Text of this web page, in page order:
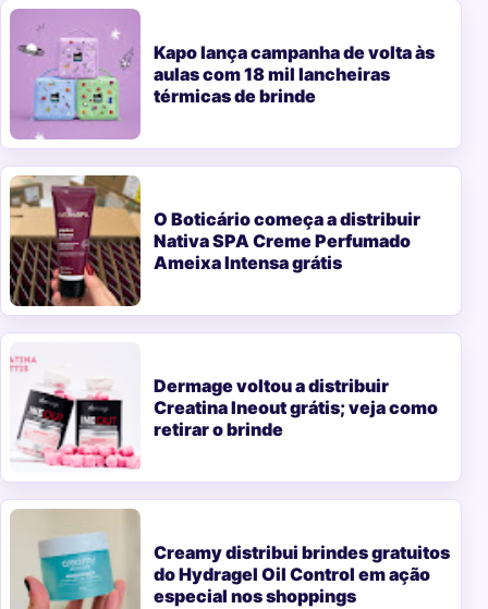
Kapo lança campanha de volta às
aulas com 18 mil lancheiras
térmicas de brinde
O Boticário começa a distribuir
Nativa SPA Creme Perfumado
Ameixa Intensa grátis
Dermage voltou a distribuir
Creatina Ineout grátis; veja como
retirar o brinde
Creamy distribui brindes gratuitos
do Hydragel Oil Control em ação
especial nos shoppings